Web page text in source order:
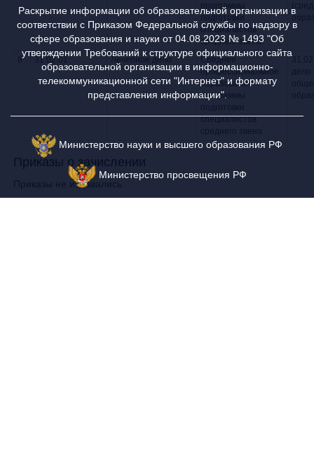
программы
подготовки
специалистов
среднего звена
8 31.02.01 Лечебное дело
Среднее
профессиональное
образование -
программы
специалистов
Приказы о зачислении
Приказы не издавались
Раскрытие информации об образовательной организации в
соответствии с Приказом Федеральной службы по надзору в
сфере образования и науки от 04.08.2023 № 1493 "Об
утверждении Требований к структуре официального сайта
образовательной организации в информационно-
телекоммуникационной сети "Интернет" и формату
представления информации".
Министерство науки и высшего образования РФ
Министерство просвещения РФ